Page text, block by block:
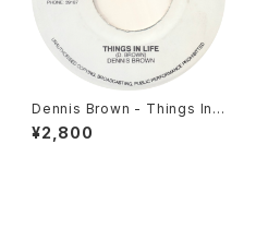
Dennis Brown - Things In L
ife [Syndicate / ???? Reiss
ue]
¥2,800